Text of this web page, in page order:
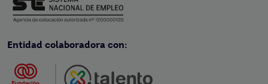
Entidad colaboradora con: